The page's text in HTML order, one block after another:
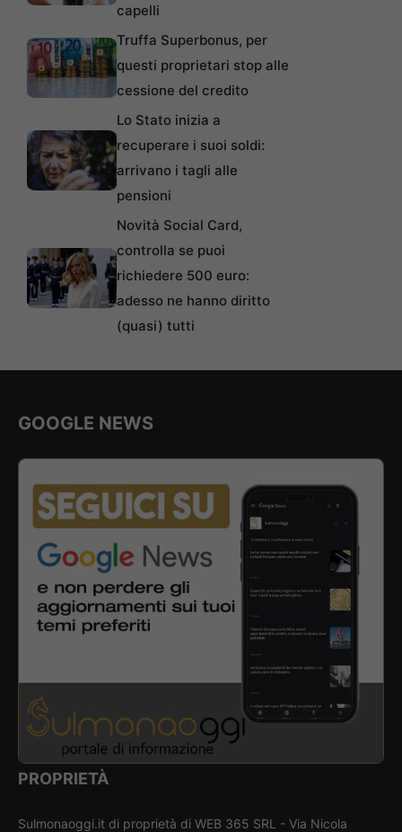
capelli
Truffa Superbonus, per
questi proprietari stop alle
cessione del credito
Lo Stato inizia a
recuperare i suoi soldi:
arrivano i tagli alle
pensioni
Novità Social Card,
controlla se puoi
richiedere 500 euro:
adesso ne hanno diritto
(quasi) tutti
GOOGLE NEWS
PROPRIETÀ
Sulmonaoggi.it di proprietà di WEB 365 SRL - Via Nicola